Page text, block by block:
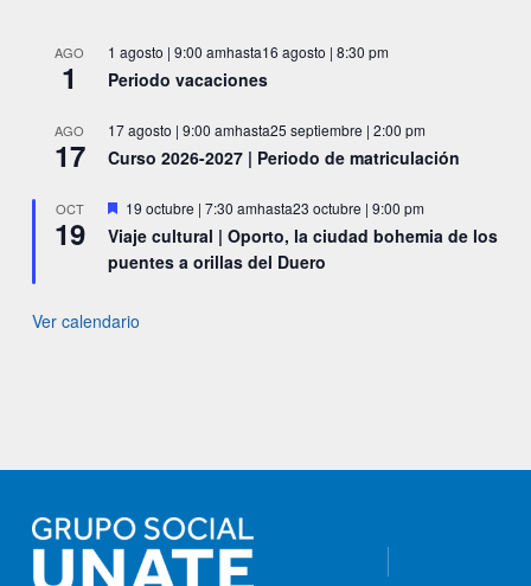
AGO
1
1 agosto | 9:00 amhasta16 agosto | 8:30 pm
Periodo vacaciones
AGO
17
17 agosto | 9:00 amhasta25 septiembre | 2:00 pm
Curso 2026-2027 | Periodo de matriculación
OCT
19
Destacado
19 octubre | 7:30 amhasta23 octubre | 9:00 pm
Viaje cultural | Oporto, la ciudad bohemia de los
puentes a orillas del Duero
Ver calendario